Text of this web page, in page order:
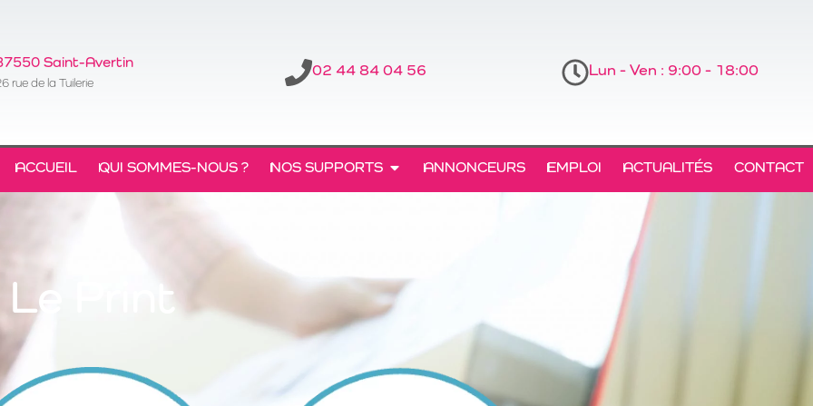
Saint-Avertin
rue de la Tuilerie
02 44 84 04 56 Lun - Ven : 9:00 - 18:00
ACCUEIL QUI SOMMES-NOUS ? NOS SUPPORTS ANNONCEURS EMPLOI ACTUALITÉS CONTACT
Le Print